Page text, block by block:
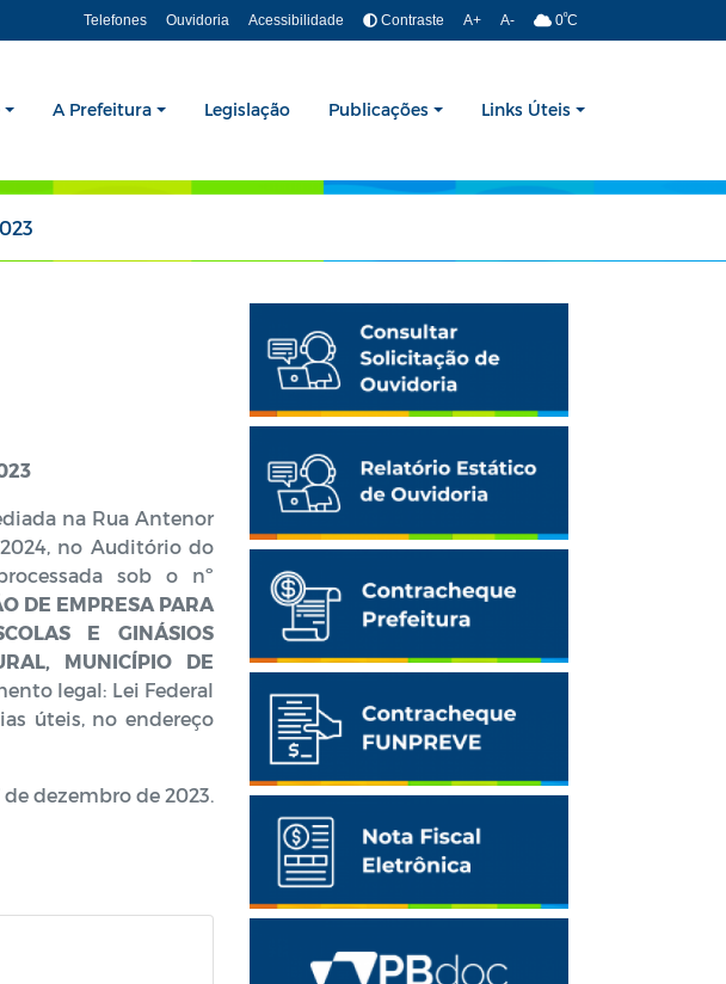
Telefones Ouvidoria Acessibilidade Contraste A+ A- 0ºC
A Prefeitura Legislação Publicações Links Úteis
na Rua Antenor
2024, no Auditório do
sob o nº
DE EMPRESA PARA
E GINÁSIOS
MUNICÍPIO DE
legal: Lei Federal
úteis, no endereço
de dezembro de 2023.